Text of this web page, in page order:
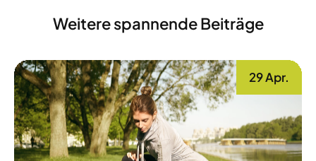
Weitere spannende Beiträge
29 Apr.